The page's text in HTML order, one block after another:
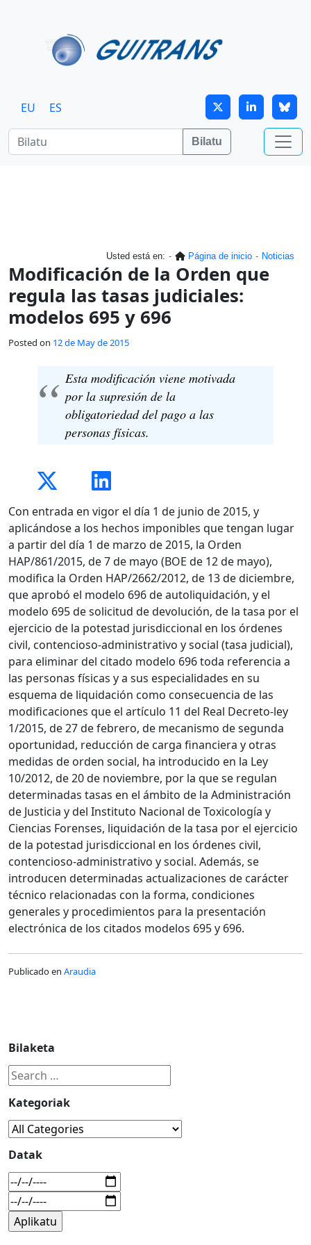
EU ES
Bilatu
Usted está en: Página de inicio Noticias
Modificación de la Orden que
regula las tasas judiciales:
modelos 695 y 696
Posted on 12 de May de 2015
Esta modificación viene motivada
por la supresión de la
obligatoriedad del pago a las
personas físicas.
Con entrada en vigor el día 1 de junio de 2015, y
aplicándose a los hechos imponibles que tengan lugar
a partir del día 1 de marzo de 2015, la Orden
HAP/861/2015, de 7 de mayo (BOE de 12 de mayo),
modifica la Orden HAP/2662/2012, de 13 de diciembre,
que aprobó el modelo 696 de autoliquidación, y el
modelo 695 de solicitud de devolución, de la tasa por el
ejercicio de la potestad jurisdiccional en los órdenes
civil, contencioso-administrativo y social (tasa judicial),
para eliminar del citado modelo 696 toda referencia a
las personas físicas y a sus especialidades en su
esquema de liquidación como consecuencia de las
modificaciones que el artículo 11 del Real Decreto-ley
1/2015, de 27 de febrero, de mecanismo de segunda
oportunidad, reducción de carga financiera y otras
medidas de orden social, ha introducido en la Ley
10/2012, de 20 de noviembre, por la que se regulan
determinadas tasas en el ámbito de la Administración
de Justicia y del Instituto Nacional de Toxicología y
Ciencias Forenses, liquidación de la tasa por el ejercicio
de la potestad jurisdiccional en los órdenes civil,
contencioso-administrativo y social. Además, se
introducen determinadas actualizaciones de carácter
técnico relacionadas con la forma, condiciones
generales y procedimientos para la presentación
electrónica de los citados modelos 695 y 696.
Publicado en Araudia
Bilaketa
Kategoriak
Datak